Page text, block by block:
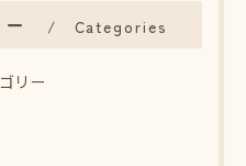
Categories
リー